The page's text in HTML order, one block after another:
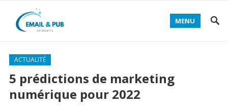
MENU
ACTUALITÉ
5 prédictions de marketing
numérique pour 2022